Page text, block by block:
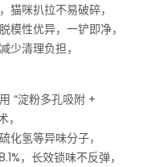
猫咪扒拉不易破碎，
模性优异，一铲即净，
少清理负担，
“淀粉多孔吸附 +
化氢等异味分子，
，长效锁味不反弹，